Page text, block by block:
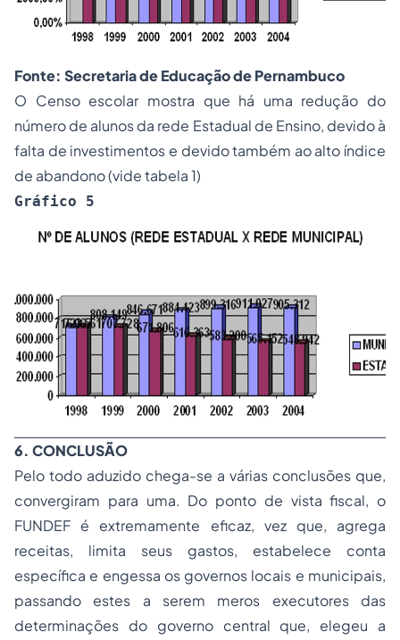
Fonte: Secretaria de Educação de Pernambuco
O Censo escolar mostra que há uma redução do
número de alunos da rede Estadual de Ensino, devido à
falta de investimentos e devido também ao alto índice
de abandono (vide tabela 1)
Gráfico 5
6. CONCLUSÃO
Pelo todo aduzido chega-se a várias conclusões que,
convergiram para uma. Do ponto de vista fiscal, o
FUNDEF é extremamente eficaz, vez que, agrega
receitas, limita seus gastos, estabelece conta
específica e engessa os governos locais e municipais,
passando estes a serem meros executores das
determinações do governo central que, elegeu a